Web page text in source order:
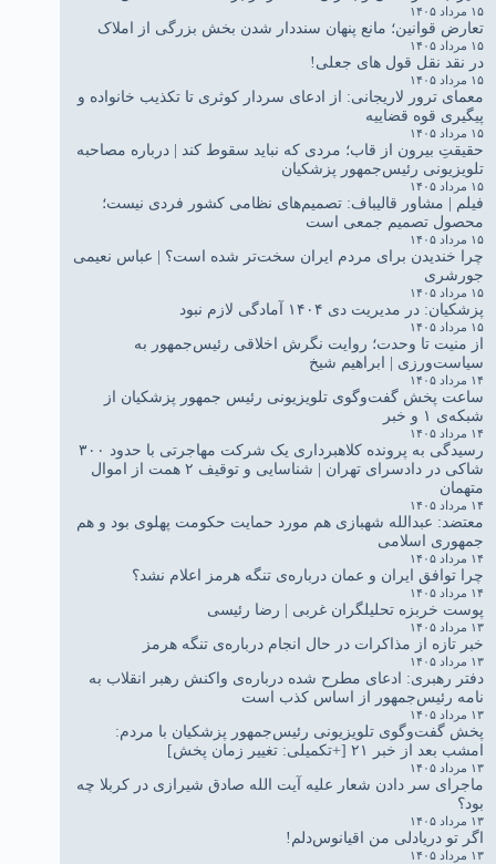
۱۵ مرداد ۱۴۰۵
تعارض قوانین؛ مانع پنهان سنددار شدن بخش بزرگی از املاک
۱۵ مرداد ۱۴۰۵
در نقد نقل قول های جعلی!
۱۵ مرداد ۱۴۰۵
معمای ترور لاریجانی: از ادعای سردار کوثری تا تکذیب خانواده و
پیگیری قوه قضاییه
۱۵ مرداد ۱۴۰۵
حقیقتِ بیرون از قاب؛ مردی که نباید سقوط کند | درباره مصاحبه
تلویزیونی رئیس‌جمهور پزشکیان
۱۵ مرداد ۱۴۰۵
فیلم | مشاور قالیباف: تصمیم‌های نظامی کشور فردی نیست؛
محصول تصمیم جمعی است
۱۵ مرداد ۱۴۰۵
چرا خندیدن برای مردم ایران سخت‌تر شده است؟ | عباس نعیمی
جورشری
۱۵ مرداد ۱۴۰۵
پزشکیان: در مدیریت دی ۱۴۰۴ آمادگی لازم نبود
۱۵ مرداد ۱۴۰۵
از منیت تا وحدت؛ روایت نگرش اخلاقی رئیس‌جمهور به
سیاست‌ورزی | ابراهیم شیخ
۱۴ مرداد ۱۴۰۵
ساعت پخش گفت‌وگوی تلویزیونی رئیس جمهور پزشکیان از
شبکه‌ی ۱ و خبر
۱۴ مرداد ۱۴۰۵
رسیدگی به پرونده کلاهبرداری یک شرکت مهاجرتی با حدود ۳۰۰
شاکی در دادسرای تهران | شناسایی و توقیف ۲ همت از اموال
متهمان
۱۴ مرداد ۱۴۰۵
معتضد: عبدالله شهبازی هم مورد حمایت حکومت پهلوی بود و هم
جمهوری اسلامی
۱۴ مرداد ۱۴۰۵
چرا توافق ایران و عمان درباره‌ی تنگه هرمز اعلام نشد؟
۱۴ مرداد ۱۴۰۵
پوست خربزه تحلیلگران غربی | رضا رئیسی
۱۳ مرداد ۱۴۰۵
خبر تازه از مذاکرات در حال انجام درباره‌ی تنگه هرمز
۱۳ مرداد ۱۴۰۵
دفتر رهبری: ادعای مطرح شده درباره‌ی واکنش رهبر انقلاب به
نامه رئیس‌جمهور از اساس کذب است
۱۳ مرداد ۱۴۰۵
پخش گفت‌وگوی تلویزیونی رئیس‌جمهور پزشکیان با مردم:
امشب بعد از خبر ۲۱ [+تکمیلی: تغییر زمان پخش]
۱۳ مرداد ۱۴۰۵
ماجرای سر دادن شعار علیه آیت الله صادق شیرازی در کربلا چه
بود؟
۱۳ مرداد ۱۴۰۵
اگر تو دریادلی من اقیانوس‌دلم!
۱۳ مرداد ۱۴۰۵